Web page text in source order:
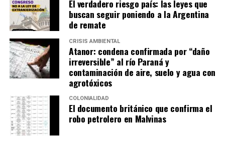
El verdadero riesgo país: las leyes que
buscan seguir poniendo a la Argentina
de remate
CRISIS AMBIENTAL
Atanor: condena confirmada por “daño
irreversible” al río Paraná y
contaminación de aire, suelo y agua con
agrotóxicos
COLONIALIDAD
El documento británico que confirma el
robo petrolero en Malvinas